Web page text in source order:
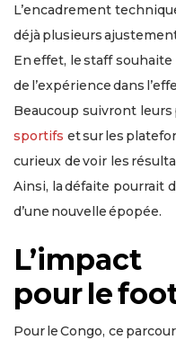
L’encadrement
déjà plusieurs
En effet, le staff
de l’expérience dans
Beaucoup suivront leurs
sportifs et sur les
curieux de voir les
Ainsi, la défaite pourrait
d’une nouvelle épopée.
L’impact
pour le
Pour le Congo, ce